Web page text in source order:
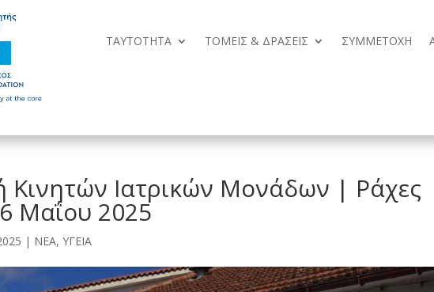
ΤΑΥΤΟΤΗΤΑ ΤΟΜΕΙΣ & ΔΡΑΣΕΙΣ ΣΥΜΜΕΤΟΧΗ
ΤΑΥΤΟΤΗΤΑ ΤΟΜΕΙΣ & ΔΡΑΣΕΙΣ ΣΥΜΜΕΤΟΧΗ
Κινητών Ιατρικών Μονάδων | Ράχες
Μαΐου 2025
| ΝΕΑ,ΥΓΕΙΑ